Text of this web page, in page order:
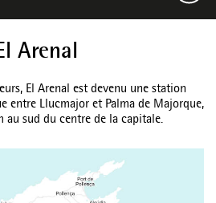
Arenal
El Arenal est devenu une station
entre Llucmajor et Palma de Majorque,
au sud du centre de la capitale.